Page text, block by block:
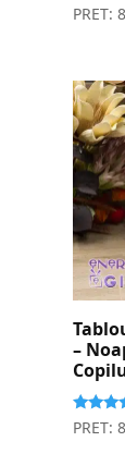
Evaluat
5.00
PRET:
–
Evaluat
5.00
PRET: